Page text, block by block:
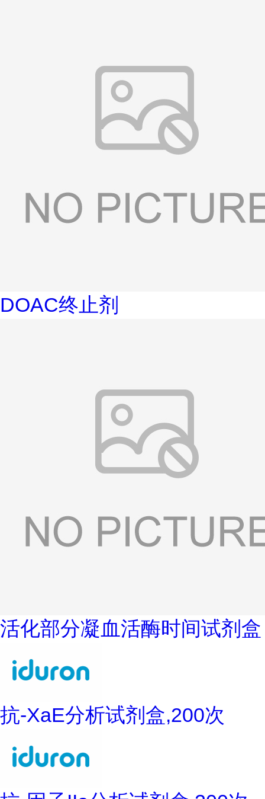
DOAC终止剂
活化部分凝血活酶时间试剂盒
抗-XaE分析试剂盒,200次